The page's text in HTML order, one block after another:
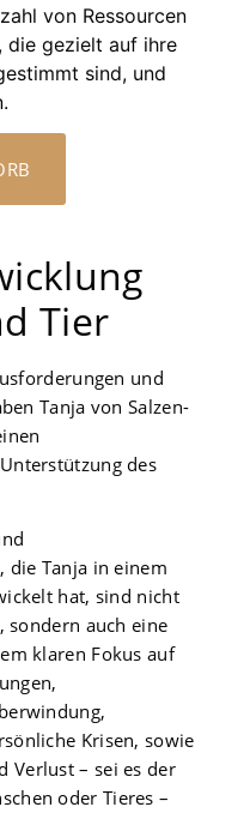
von Ressourcen
die gezielt auf ihre
sind, und
Tier
und
Tanja von Salzen-
des
die Tanja in einem
hat, sind nicht
sondern auch eine
klaren Fokus auf
Krisen, sowie
Verlust – sei es der
oder Tieres –